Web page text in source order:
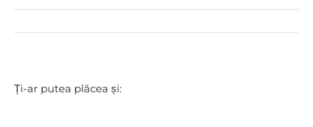
Ți-ar putea plăcea și: